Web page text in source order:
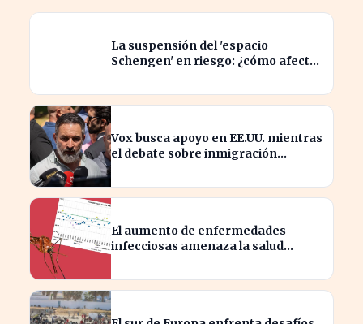
La suspensión del 'espacio
Schengen' en riesgo: ¿cómo afecta
Vox busca apoyo en EE.UU. mientras
el debate sobre inmigración
El aumento de enfermedades
infecciosas amenaza la salud